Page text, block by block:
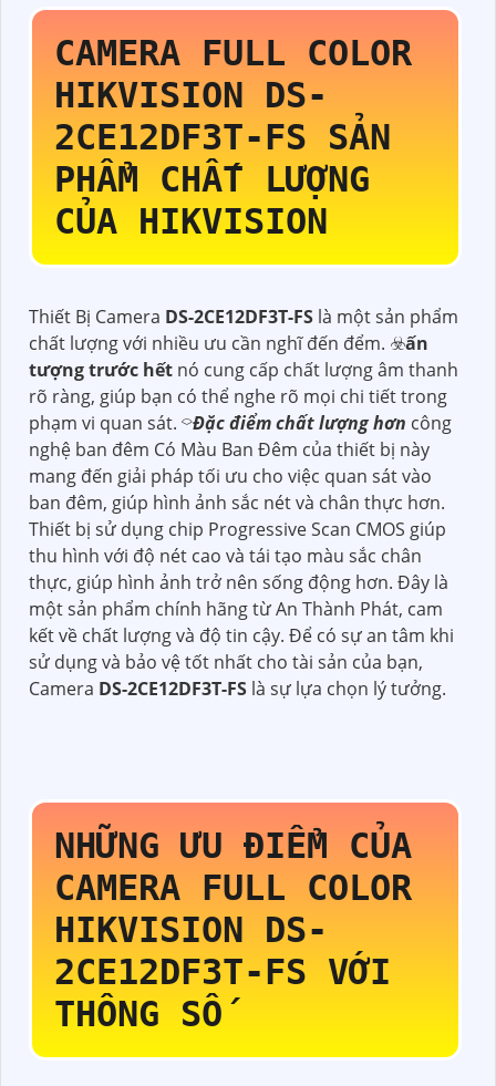
CAMERA FULL COLOR
HIKVISION DS-
2CE12DF3T-FS SẢN
PHẨM CHẤT LƯỢNG
CỦA HIKVISION
Thiết Bị Camera DS-2CE12DF3T-FS là một sản phẩm
chất lượng với nhiều ưu cần nghĩ đến đểm. ☣️ấn
tượng trước hết nó cung cấp chất lượng âm thanh
rõ ràng, giúp bạn có thể nghe rõ mọi chi tiết trong
phạm vi quan sát. ⌔Đặc điểm chất lượng hơn công
nghệ ban đêm Có Màu Ban Đêm của thiết bị này
mang đến giải pháp tối ưu cho việc quan sát vào
ban đêm, giúp hình ảnh sắc nét và chân thực hơn.
Thiết bị sử dụng chip Progressive Scan CMOS giúp
thu hình với độ nét cao và tái tạo màu sắc chân
thực, giúp hình ảnh trở nên sống động hơn. Đây là
một sản phẩm chính hãng từ An Thành Phát, cam
kết về chất lượng và độ tin cậy. Để có sự an tâm khi
sử dụng và bảo vệ tốt nhất cho tài sản của bạn,
Camera DS-2CE12DF3T-FS là sự lựa chọn lý tưởng.
NHỮNG ƯU ĐIỂM CỦA
CAMERA FULL COLOR
HIKVISION DS-
2CE12DF3T-FS VỚI
THÔNG SỐ